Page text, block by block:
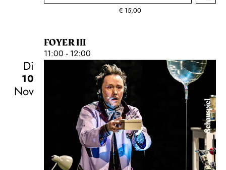
€ 15,00
FOYER III
11:00 - 12:00
Di
10
Nov
Schauspiel